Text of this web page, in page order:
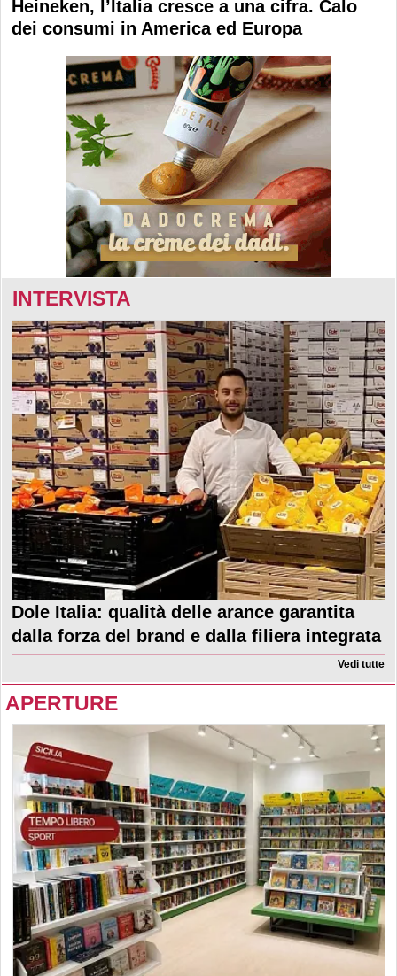
Heineken, l’Italia cresce a una cifra. Calo
dei consumi in America ed Europa
INTERVISTA
Dole Italia: qualità delle arance garantita
dalla forza del brand e dalla filiera integrata
Vedi tutte
APERTURE